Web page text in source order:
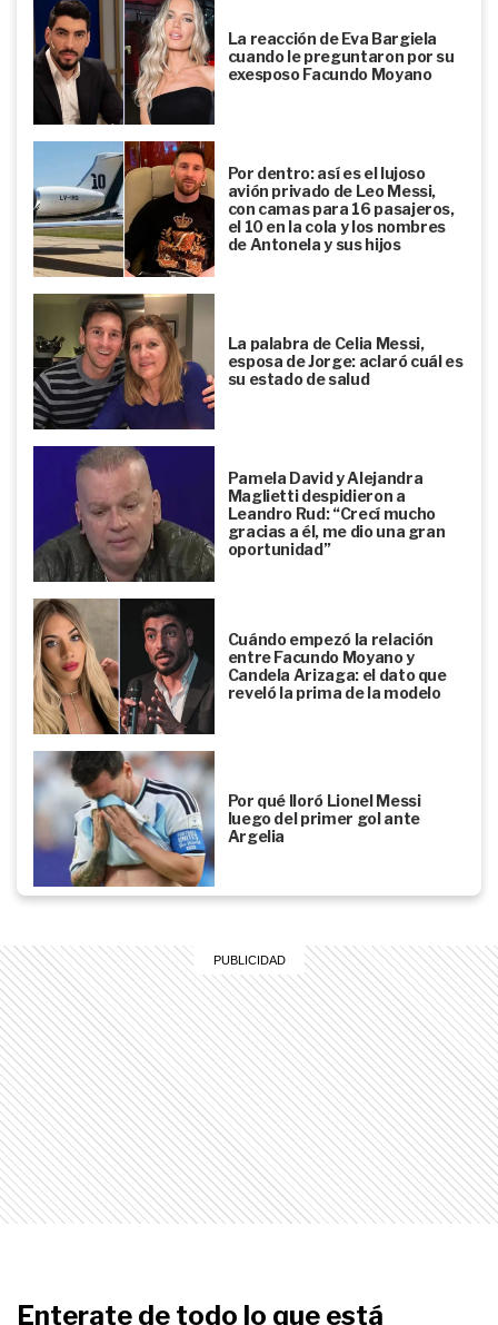
La reacción de Eva Bargiela
cuando le preguntaron por su
exesposo Facundo Moyano
Por dentro: así es el lujoso
avión privado de Leo Messi,
con camas para 16 pasajeros,
el 10 en la cola y los nombres
de Antonela y sus hijos
La palabra de Celia Messi,
esposa de Jorge: aclaró cuál es
su estado de salud
Pamela David y Alejandra
Maglietti despidieron a
Leandro Rud: “Crecí mucho
gracias a él, me dio una gran
oportunidad”
Cuándo empezó la relación
entre Facundo Moyano y
Candela Arizaga: el dato que
reveló la prima de la modelo
Por qué lloró Lionel Messi
luego del primer gol ante
Argelia
Enterate de todo lo que está